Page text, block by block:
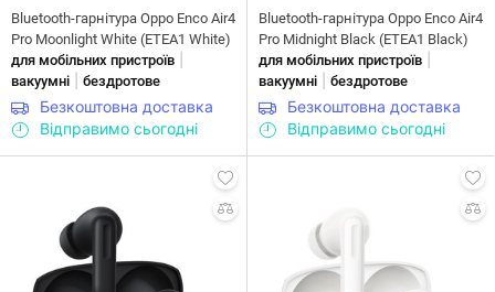
Bluetooth-гарнітура Oppo Enco Air4
Pro Moonlight White (ETEA1 White)
для мобільних пристроїв
вакуумні бездротове
Безкоштовна доставка
Відправимо сьогодні
Bluetooth-гарнітура Oppo Enco Air4
Pro Midnight Black (ETEA1 Black)
для мобільних пристроїв
вакуумні бездротове
Безкоштовна доставка
Відправимо сьогодні